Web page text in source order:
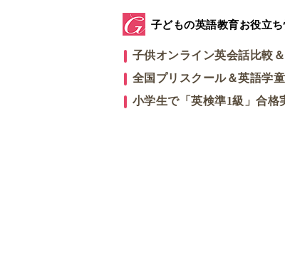
子どもの英語教育お役立ち
子供オンライン英会話比較
全国プリスクール＆英語学
小学生で「英検準1級」合格